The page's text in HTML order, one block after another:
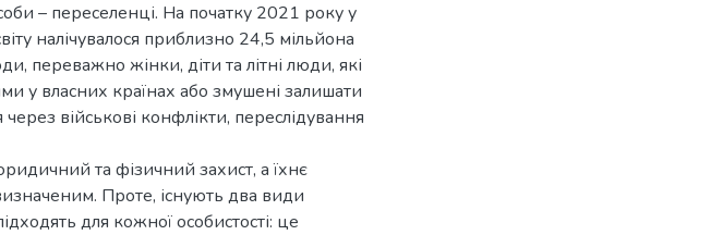
– переселенці. На початку 2021 року у
налічувалося приблизно 24,5 мільйона
переважно жінки, діти та літні люди, які
у власних країнах або змушені залишати
через військові конфлікти, переслідування
та фізичний захист, а їхнє
Проте, існують два види
для кожної особистості: це